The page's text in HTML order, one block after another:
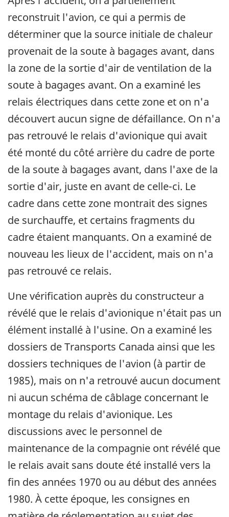
reconstruit l'avion, ce qui a permis de
déterminer que la source initiale de chaleur
provenait de la soute à bagages avant, dans
la zone de la sortie d'air de ventilation de la
soute à bagages avant. On a examiné les
relais électriques dans cette zone et on n'a
découvert aucun signe de défaillance. On n'a
pas retrouvé le relais d'avionique qui avait
été monté du côté arrière du cadre de porte
de la soute à bagages avant, dans l'axe de la
sortie d'air, juste en avant de celle-ci. Le
cadre dans cette zone montrait des signes
de surchauffe, et certains fragments du
cadre étaient manquants. On a examiné de
nouveau les lieux de l'accident, mais on n'a
pas retrouvé ce relais.
Une vérification auprès du constructeur a
révélé que le relais d'avionique n'était pas un
élément installé à l'usine. On a examiné les
dossiers de Transports Canada ainsi que les
dossiers techniques de l'avion (à partir de
1985), mais on n'a retrouvé aucun document
ni aucun schéma de câblage concernant le
montage du relais d'avionique. Les
discussions avec le personnel de
maintenance de la compagnie ont révélé que
le relais avait sans doute été installé vers la
fin des années 1970 ou au début des années
1980. À cette époque, les consignes en